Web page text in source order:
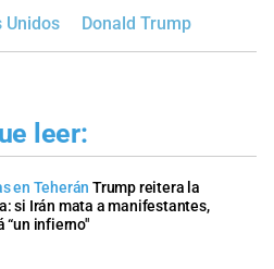
Unidos Donald Trump
leer:
en Teherán Trump reitera la
si Irán mata a manifestantes,
“un infierno"